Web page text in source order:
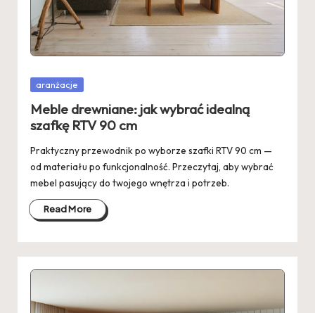
Posted
aranżacje
Meble drewniane: jak wybrać idealną
szafkę RTV 90 cm
Praktyczny przewodnik po wyborze szafki RTV 90 cm —
od materiału po funkcjonalność. Przeczytaj, aby wybrać
mebel pasujący do twojego wnętrza i potrzeb.
Read More